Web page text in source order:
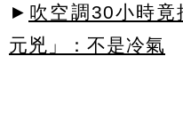
► 吹空調30小時
元兇」：不是冷氣